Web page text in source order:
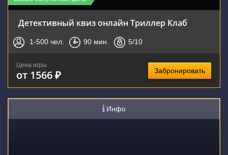
Детективный квиз онлайн Триллер Клаб
1-500 чел. 90 мин. 5/10
Цена игры
от 1566 ₽ Забронировать
Инфо